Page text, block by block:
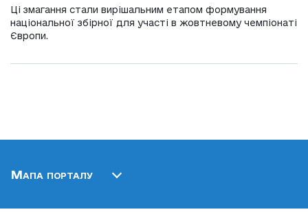
Ці змагання стали вирішальним етапом формування
національної збірної для участі в жовтневому чемпіонаті
Європи.
Мапа порталу